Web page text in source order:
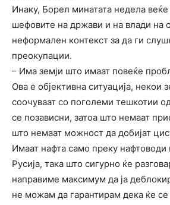
Инаку, Борел минатата недела
шефовите на држави и на влади на
неформален контекст за да ги
преокупации.
– Има земји што имаат повеќе
Ова е објективна ситуација, некои
соочуваат со поголеми тешкотии
се позависни, затоа што немаат
што немаат можност да добијат
Имаат нафта само преку нафтоводи
Русија, така што сигурно ќе
направиме максимум да ја
не можам да гарантирам дека ќе се